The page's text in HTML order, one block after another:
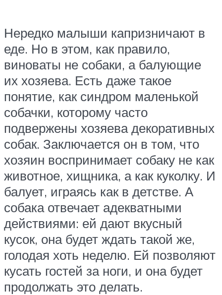
Нередко малыши капризничают в
еде. Но в этом, как правило,
виноваты не собаки, а балующие
их хозяева. Есть даже такое
понятие, как синдром маленькой
собачки, которому часто
подвержены хозяева декоративных
собак. Заключается он в том, что
хозяин воспринимает собаку не как
животное, хищника, а как куколку. И
балует, играясь как в детстве. А
собака отвечает адекватными
действиями: ей дают вкусный
кусок, она будет ждать такой же,
голодая хоть неделю. Ей позволяют
кусать гостей за ноги, и она будет
продолжать это делать.